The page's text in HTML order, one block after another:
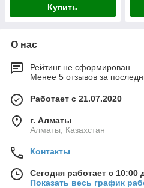
Купить
О нас
Рейтинг не сформирован
Менее 5 отзывов за
Работает с 21.07.2020
г. Алматы
Алматы, Казахстан
Контакты
Сегодня работает с 10:00
Показать весь график